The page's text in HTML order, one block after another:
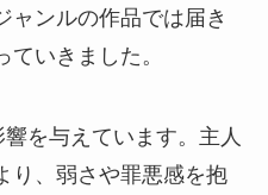
ャンルの作品では届き
いきました。
響を与えています。主人
り、弱さや罪悪感を抱